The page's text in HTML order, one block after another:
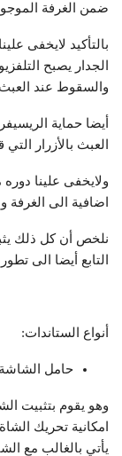
ضمن الغرفة
بالتأكيد لايخفى
الجدار يصبح
والسقوط عند العبث
أيضا حماية
العبث بالأزرار
ولايخفى علينا
اضافية الى الغرفة
نلخص أن كل ذلك
التابع أيضا الى
أنواع الستاندات:
حامل الشاشة
وهو يقوم بتثبيت
امكانية تحريك
يأتي بالغالب مع